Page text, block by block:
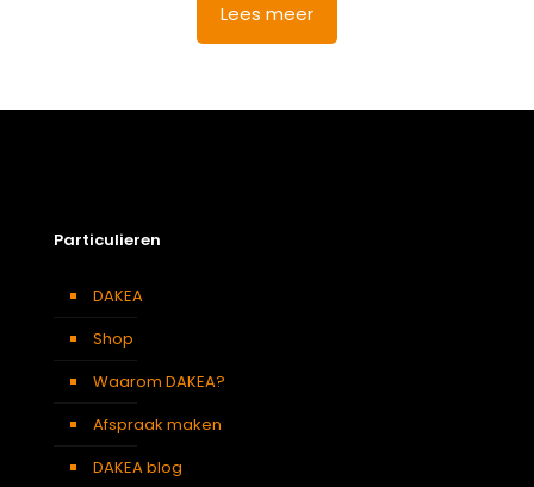
Lees meer
Particulieren
DAKEA
Shop
Waarom DAKEA?
Afspraak maken
DAKEA blog